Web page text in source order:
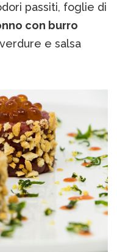
passiti, foglie di
con burro
e salsa